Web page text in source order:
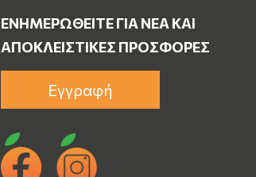
ΕΝΗΜΕΡΩΘΕΊΤΕ ΓΙΑ ΝΈΑ ΚΑΙ
ΑΠΟΚΛΕΙΣΤΙΚΈΣ ΠΡΟΣΦΟΡΈΣ
Εγγραφή